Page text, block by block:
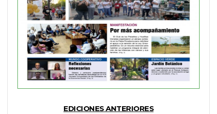
EDICIONES ANTERIORES